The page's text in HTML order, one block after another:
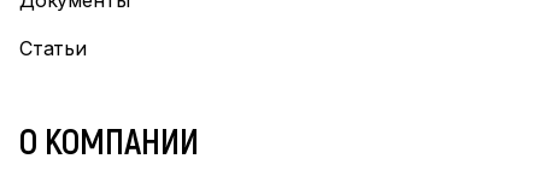
Статьи
О КОМПАНИИ